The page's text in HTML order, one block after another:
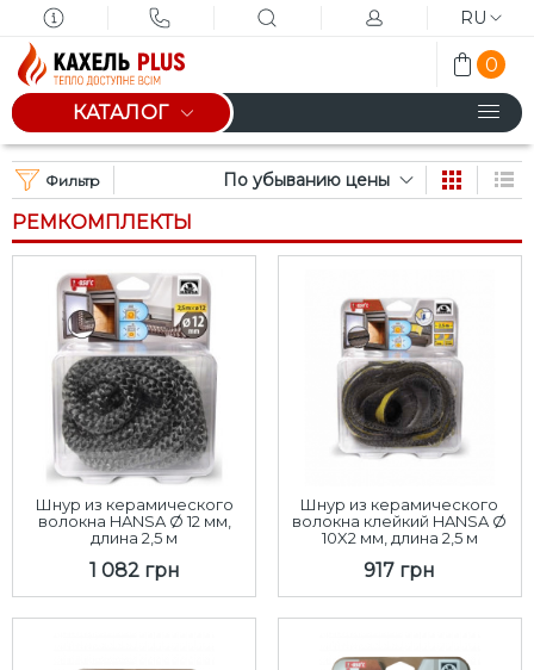
RU
0
КАТАЛОГ
Фильтр По убыванию цены
РЕМКОМПЛЕКТЫ
Шнур из керамического
волокна HANSA Ø 12 мм,
длина 2,5 м
1 082 грн
Шнур из керамического
волокна клейкий HANSA Ø
10X2 мм, длина 2,5 м
917 грн